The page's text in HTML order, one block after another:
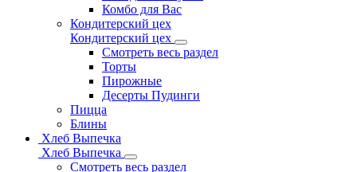
Комбо для Вас
Кондитерский цех
Кондитерский цех
Смотреть весь раздел
Торты
Пирожные
Десерты Пудинги
Пицца
Блины
Хлеб Выпечка
Хлеб Выпечка
Смотреть весь раздел